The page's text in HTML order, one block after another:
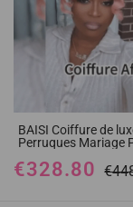
BAISI Coiffure de
Perruques Mariage
personalisation
vidéo 100%
€328.80